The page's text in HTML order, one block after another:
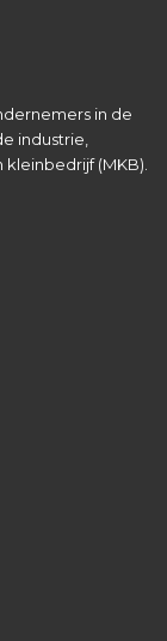
in de
industrie,
(MKB).